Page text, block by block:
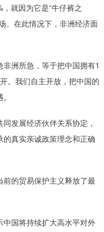
就因为它是“牛仔裤之
。在此情况下，非洲经济面
洲所急，等于把中国拥有1
。我们自主开放，把中国的
发展经济伙伴关系协定，
真实亲诚政策理念和正确
的贸易保护主义释放了最
国将持续扩大高水平对外